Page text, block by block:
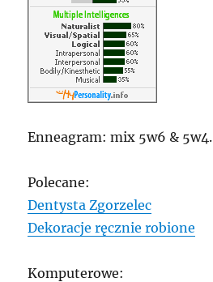
Enneagram: mix 5w6 & 5w4.
Polecane:
Dentysta Zgorzelec
Dekoracje ręcznie robione
Komputerowe: